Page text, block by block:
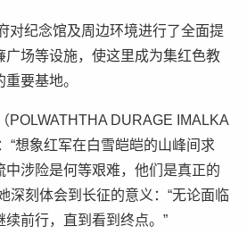
对纪念馆及周边环境进行了全面提
广场等设施，使这里成为集红色教
要基地。
POLWATHTHA DURAGE IMALKA
“想象红军在白雪皑皑的山峰间求
中涉险是何等艰难，他们是真正的
深刻体会到长征的意义：“无论面临
前行，直到看到终点。”